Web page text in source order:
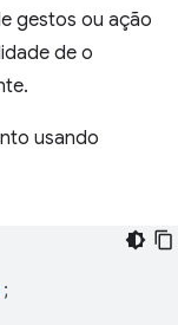
gestos ou ação
de o
usando
;